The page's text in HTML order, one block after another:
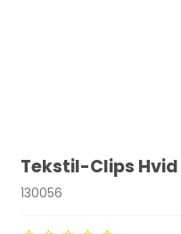
Tekstil-Clips Hvid
130056